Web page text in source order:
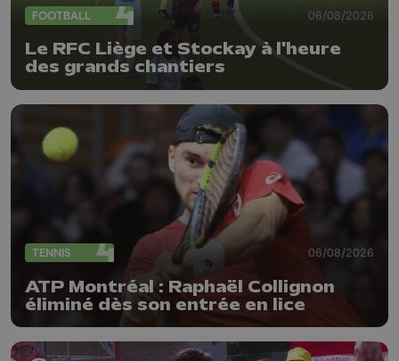
FOOTBALL 06/08/2026
Le RFC Liège et Stockay à l'heure
des grands chantiers
TENNIS 06/08/2026
ATP Montréal : Raphaël Collignon
éliminé dès son entrée en lice